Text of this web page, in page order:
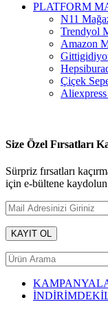
PLATFORM
N11
Trendyol
Amazon
Çiçek
Aliexpress
Size Özel Fırsatları
Sürpriz fırsatları
için e-bültene